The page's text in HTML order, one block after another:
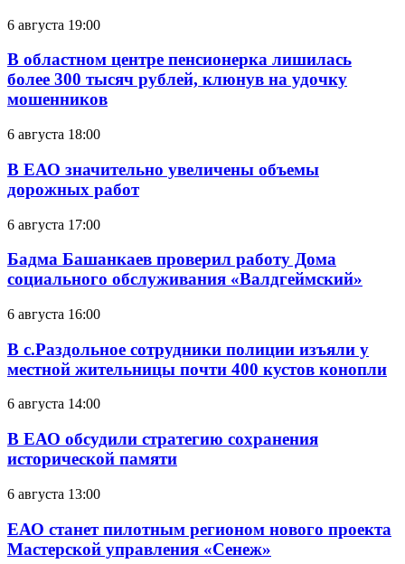
6 августа 19:00
В областном центре пенсионерка лишилась
более 300 тысяч рублей, клюнув на удочку
мошенников
6 августа 18:00
В ЕАО значительно увеличены объемы
дорожных работ
6 августа 17:00
Бадма Башанкаев проверил работу Дома
социального обслуживания «Валдгеймский»
6 августа 16:00
В с.Раздольное сотрудники полиции изъяли у
местной жительницы почти 400 кустов конопли
6 августа 14:00
В ЕАО обсудили стратегию сохранения
исторической памяти
6 августа 13:00
ЕАО станет пилотным регионом нового проекта
Мастерской управления «Сенеж»